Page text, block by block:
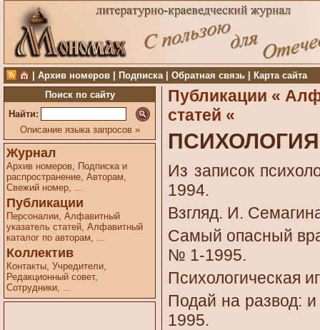
Архив номеров Подписка| Обратная связь
Карта сайта
Поиск по сайту
Найти:
Описание языка запросов »
Журнал
Архив номеров, Подписка и
распространение, Авторам,
Свежий номер, ...
Публикации
Персоналии, Алфавитный
указатель статей, Алфавитный
каталог по авторам, ...
Коллектив
Контакты, Учредители,
Редакционный совет,
Сотрудники, ...
Публикации «
статей «
ПСИХОЛОГИЯ
Из записок
1994.
Взгляд. И.
Самый опасный
№ 1-1995.
Психологическая
Подай на развод:
1995.